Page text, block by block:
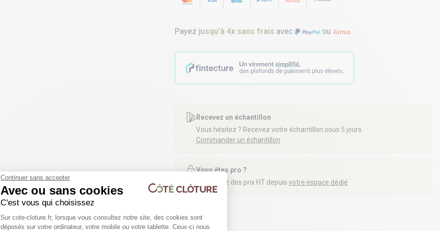
Payez jusqu’à 4x sans frais avec ou
Recevez un échantillon
Vous hésitez ? Recevez votre échantillon sous 5 jours.
Commander un échantillon
Vous êtes pro ?
Bénéficiez des prix HT depuis votre espace dédié
Continuer sans accepter
Avec ou sans cookies
C'est vous qui choisissez
Plateforme de Gestion du Consentement : Personnalisez vos Options
Sur cote-cloture.fr, lorsque vous consultez notre site, des cookies sont
déposés sur votre ordinateur, votre mobile ou votre tablette. Ceux-ci nous